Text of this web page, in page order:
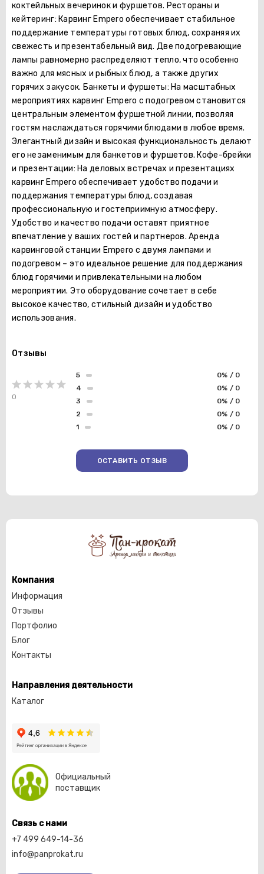
коктейльных вечеринок и фуршетов. Рестораны и
кейтеринг: Карвинг Empero обеспечивает стабильное
поддержание температуры готовых блюд, сохраняя их
свежесть и презентабельный вид. Две подогревающие
лампы равномерно распределяют тепло, что особенно
важно для мясных и рыбных блюд, а также других
горячих закусок. Банкеты и фуршеты: На масштабных
мероприятиях карвинг Empero с подогревом становится
центральным элементом фуршетной линии, позволяя
гостям наслаждаться горячими блюдами в любое время.
Элегантный дизайн и высокая функциональность делают
его незаменимым для банкетов и фуршетов. Кофе-брейки
и презентации: На деловых встречах и презентациях
карвинг Empero обеспечивает удобство подачи и
поддержания температуры блюд, создавая
профессиональную и гостеприимную атмосферу.
Удобство и качество подачи оставят приятное
впечатление у ваших гостей и партнеров. Аренда
карвинговой станции Empero с двумя лампами и
подогревом – это идеальное решение для поддержания
блюд горячими и привлекательными на любом
мероприятии. Это оборудование сочетает в себе
высокое качество, стильный дизайн и удобство
использования.
Отзывы
0
1 0% / 0
2 0% / 0
3 0% / 0
4 0% / 0
5 0% / 0
ОСТАВИТЬ ОТЗЫВ
Компания
Информация
Отзывы
Портфолио
Блог
Контакты
Направления деятельности
Каталог
Официальный
поставщик
Связь с нами
+7 499 649-14-36
info@panprokat.ru